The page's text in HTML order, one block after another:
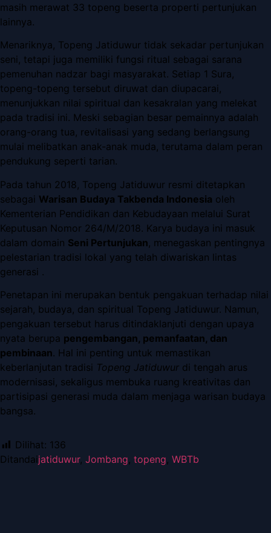
masih merawat 33 topeng beserta properti pertunjukan
lainnya.
Menariknya, Topeng Jatiduwur tidak sekadar pertunjukan
seni, tetapi juga memiliki fungsi ritual sebagai sarana
pemenuhan nadzar bagi masyarakat. Setiap 1 Sura,
topeng-topeng tersebut diruwat dan diupacarai,
menunjukkan nilai spiritual dan kesakralan yang melekat
pada tradisi ini. Meski sebagian besar pemainnya adalah
orang-orang tua, revitalisasi yang sedang berlangsung
mulai melibatkan anak-anak muda, terutama dalam peran
pendukung seperti tarian.
Pada tahun 2018, Topeng Jatiduwur resmi ditetapkan
sebagai Warisan Budaya Takbenda Indonesia oleh
Kementerian Pendidikan dan Kebudayaan melalui Surat
Keputusan Nomor 264/M/2018. Karya budaya ini masuk
dalam domain Seni Pertunjukan , menegaskan pentingnya
pelestarian tradisi lokal yang telah diwariskan lintas
generasi .
Penetapan ini merupakan bentuk pengakuan terhadap nilai
sejarah, budaya, dan spiritual Topeng Jatiduwur. Namun,
pengakuan tersebut harus ditindaklanjuti dengan upaya
nyata berupa pengembangan, pemanfaatan, dan
pembinaan. Hal ini penting untuk memastikan
keberlanjutan tradisi Topeng Jatiduwur di tengah arus
modernisasi, sekaligus membuka ruang kreativitas dan
partisipasi generasi muda dalam menjaga warisan budaya
bangsa.
Dilihat: 136
Ditandaijatiduwur, Jombang, topeng, WBTb